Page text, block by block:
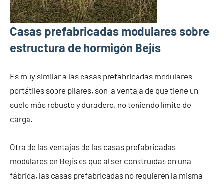
Casas prefabricadas modulares sobre
estructura de hormigón Bejís
Es muy similar a las casas prefabricadas modulares
portátiles sobre pilares, son la ventaja de que tiene un
suelo más robusto y duradero, no teniendo límite de
carga.
Otra de las ventajas de las casas prefabricadas
modulares en Bejís es que al ser construidas en una
fábrica, las casas prefabricadas no requieren la misma